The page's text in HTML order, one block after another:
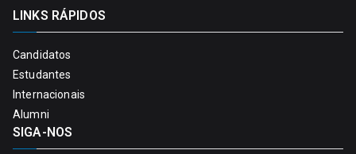
LINKS RÁPIDOS
Candidatos
Estudantes
Internacionais
Alumni
SIGA-NOS